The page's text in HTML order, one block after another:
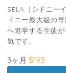
SELA（シドニー
ドニー最大級の
へ進学する生徒
気です。
3ヶ月 $195